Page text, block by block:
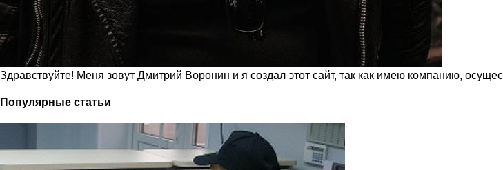
Здравствуйте! Меня зовут Дмитрий Воронин и я создал этот сайт, так как имею компанию,
Популярные статьи